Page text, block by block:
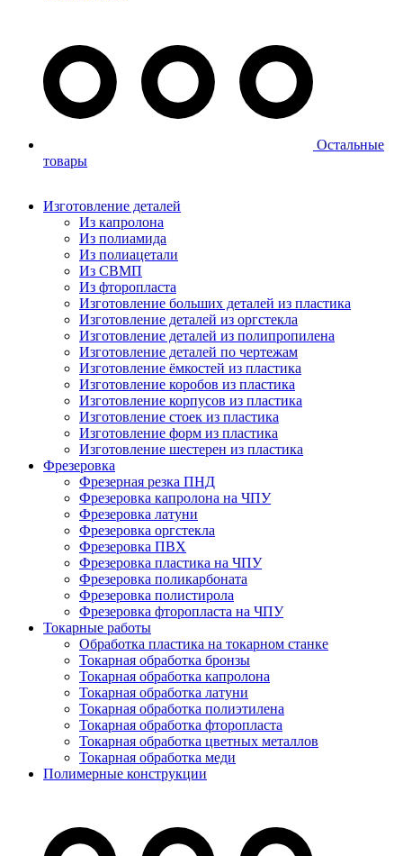
Остальные
товары
Изготовление деталей
Из капролона
Из полиамида
Из полиацетали
Из СВМП
Из фторопласта
Изготовление больших деталей из пластика
Изготовление деталей из оргстекла
Изготовление деталей из полипропилена
Изготовление деталей по чертежам
Изготовление ёмкостей из пластика
Изготовление коробов из пластика
Изготовление корпусов из пластика
Изготовление стоек из пластика
Изготовление форм из пластика
Изготовление шестерен из пластика
Фрезеровка
Фрезерная резка ПНД
Фрезеровка капролона на ЧПУ
Фрезеровка латуни
Фрезеровка оргстекла
Фрезеровка ПВХ
Фрезеровка пластика на ЧПУ
Фрезеровка поликарбоната
Фрезеровка полистирола
Фрезеровка фторопласта на ЧПУ
Токарные работы
Обработка пластика на токарном станке
Токарная обработка бронзы
Токарная обработка капролона
Токарная обработка латуни
Токарная обработка полиэтилена
Токарная обработка фторопласта
Токарная обработка цветных металлов
Токарная обработка меди
Полимерные конструкции